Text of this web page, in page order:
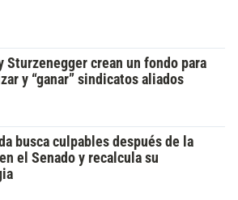
Sturzenegger crean un fondo para
y “ganar” sindicatos aliados
busca culpables después de la
el Senado y recalcula su